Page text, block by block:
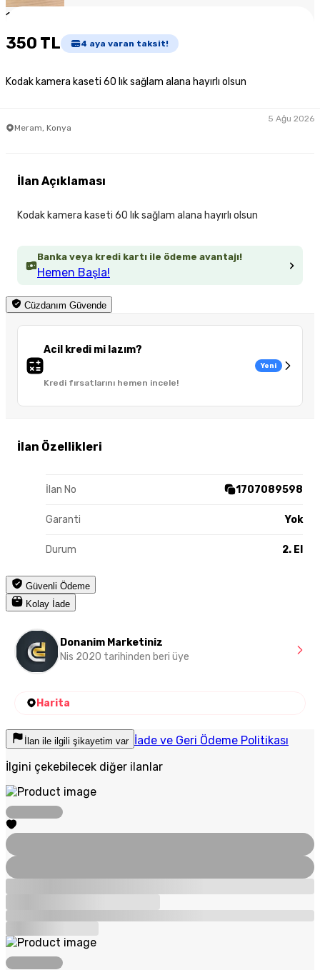
1
350 TL 4 aya varan taksit!
Kodak kamera kaseti 60 lık sağlam alana hayırlı olsun
Meram, Konya
5 Ağu 2026
Banka veya kredi kartı ile ödeme avantajı!
Hemen Başla!
Cüzdanım Güvende
Acil kredi mi lazım?
Kredi fırsatlarını hemen incele!
Yeni
İlan Özellikleri
İlan No 1707089598
Garanti Yok
Durum 2. El
Güvenli Ödeme
Kolay İade
İlan Açıklaması
Kodak kamera kaseti 60 lık sağlam alana hayırlı olsun
Donanim Marketiniz
Nis 2020 tarihinden beri üye
Harita
İlan ile ilgili şikayetim var İade ve Geri Ödeme Politikası
İlgini çekebilecek diğer ilanlar